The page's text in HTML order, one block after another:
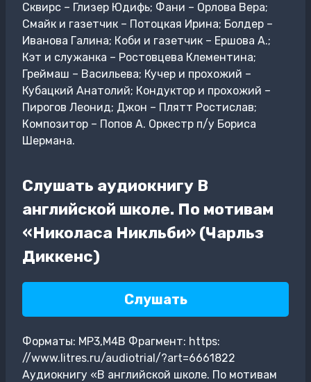
Сквирс – Глизер Юдифь; Фани – Орлова Вера;
Смайк и газетчик – Потоцкая Ирина; Болдер –
Иванова Галина; Коби и газетчик – Ершова А.;
Кэт и служанка – Ростовцева Клементина;
Греймаш – Васильева; Кучер и прохожий –
Кубацкий Анатолий; Кондуктор и прохожий –
Пирогов Леонид; Джон – Плятт Ростислав;
Композитор – Попов А. Оркестр п/у Бориса
Шермана.
Слушать аудиокнигу В
английской школе. По мотивам
«Николаса Никльби» (Чарльз
Диккенс)
Слушать
Форматы: MP3,M4B Фрагмент: https:
//www.litres.ru/audiotrial/?art=6661822
Аудиокнигу «В английской школе. По мотивам